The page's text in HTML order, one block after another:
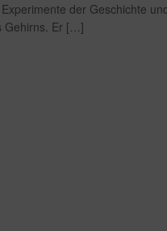
der Geschichte
Gehirns. Er […]